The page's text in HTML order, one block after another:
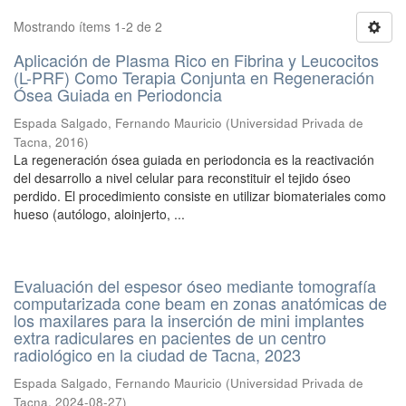
Mostrando ítems 1-2 de 2
Aplicación de Plasma Rico en Fibrina y Leucocitos
(L-PRF) Como Terapia Conjunta en Regeneración
Ósea Guiada en Periodoncia
Espada Salgado, Fernando Mauricio (Universidad Privada de
Tacna, 2016)
La regeneración ósea guiada en periodoncia es la reactivación
del desarrollo a nivel celular para reconstituir el tejido óseo
perdido. El procedimiento consiste en utilizar biomateriales como
hueso (autólogo, aloinjerto, ...
Evaluación del espesor óseo mediante tomografía
computarizada cone beam en zonas anatómicas de
los maxilares para la inserción de mini implantes
extra radiculares en pacientes de un centro
radiológico en la ciudad de Tacna, 2023
Espada Salgado, Fernando Mauricio (Universidad Privada de
Tacna, 2024-08-27)